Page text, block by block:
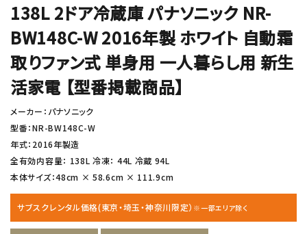
138L 2ドア冷蔵庫 パナソニック NR-
BW148C-W 2016年製 ホワイト 自動霜
取りファン式 単身用 一人暮らし用 新生
活家電 【型番掲載商品】
メーカー：パナソニック
型番：NR-BW148C-W
年式：2016年製造
全有効内容量： 138L 冷凍： 44L 冷蔵 94L
本体サイズ：48cm × 58.6cm × 111.9cm
サブスクレンタル価格(東京・埼玉・神奈川限定） ※一部エリア除く